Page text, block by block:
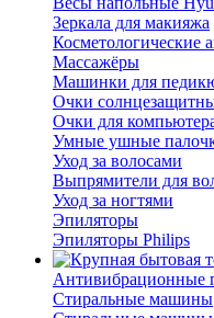
Зеркала для макияжа
Косметологические
Массажёры
Машинки для
Очки
Очки для
Умные ушные
Уход за волосами
Выпрямители для
Уход за ногтями
Эпиляторы
Эпиляторы Philips
Антивибрационные
Стиральные машины